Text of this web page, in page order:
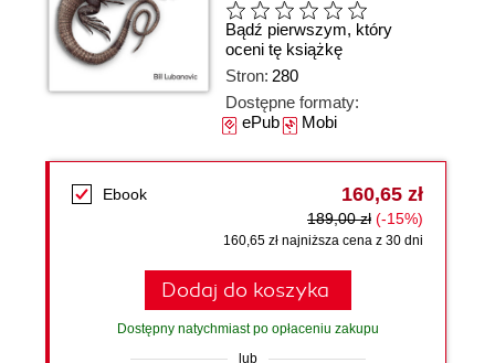
Bądź pierwszym, który
oceni tę książkę
Stron: 280
Dostępne formaty:
ePubMobi
Ebook 160,65 zł
189,00 zł (-15%)
160,65 zł najniższa cena z 30 dni
Dodaj do koszyka
Dostępny natychmiast po opłaceniu zakupu
lub